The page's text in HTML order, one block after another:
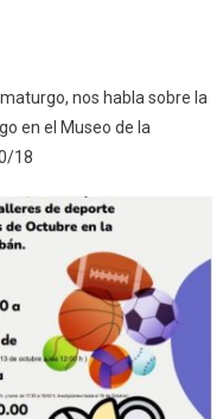
nos habla sobre la
en el Museo de la
18